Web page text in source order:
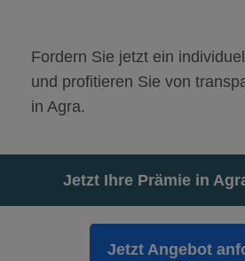
Fordern Sie jetzt ein
und profitieren Sie von
in Agra.
Jetzt Ihre Prämie in
Jetzt Angebot